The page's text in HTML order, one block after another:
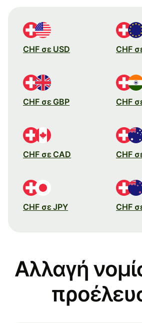
CHF σε USD CHF
CHF σε GBP CHF
CHF σε CAD CHF
CHF σε JPY CHF
Αλλαγή